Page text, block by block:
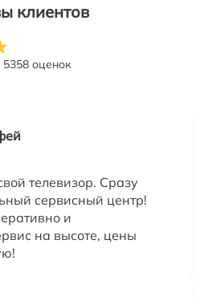
клиентов
5358 оценок
телевизор. Сразу
сервисный центр!
и
на высоте, цены